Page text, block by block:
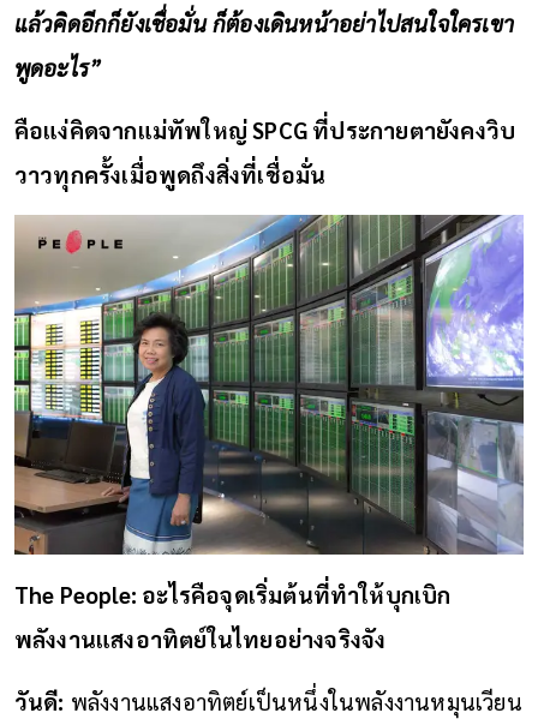
แล้วคิดอีกก็ยังเชื่อมั่น ก็ต้องเดินหน้าอย่าไปสนใจใครเขา
พูดอะไร”
คือแง่คิดจากแม่ทัพใหญ่ SPCG ที่ประกายตายังคงวิบ
วาวทุกครั้งเมื่อพูดถึงสิ่งที่เชื่อมั่น
The People: อะไรคือจุดเริ่มต้นที่ทำให้บุกเบิก
พลังงานแสงอาทิตย์ในไทยอย่างจริงจัง
วันดี: พลังงานแสงอาทิตย์เป็นหนึ่งในพลังงานหมุนเวียน